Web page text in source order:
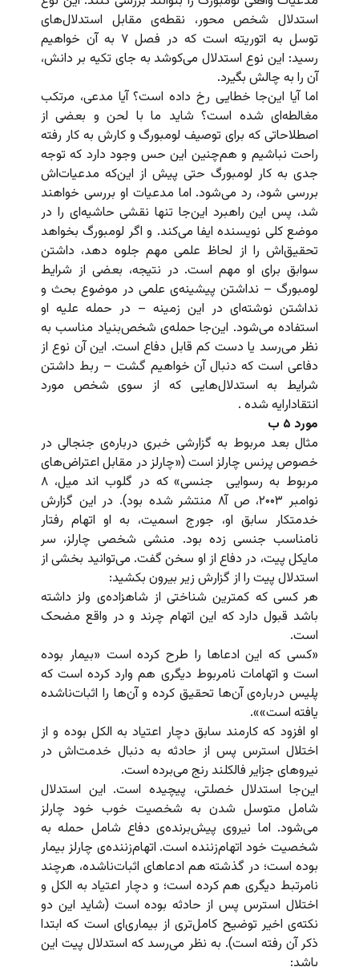
استدلال شخص محور، نقطه‌ی مقابل استدلال‌های
توسل به اتوریته است که در فصل ۷ به آن خواهیم
رسید: این نوع استدلال می‌کوشد به جای تکیه بر دانش،
آن را به چالش بگیرد.
اما آیا این‌جا خطایی رخ داده است؟ آیا مدعی، مرتکب
مغالطه‌ای شده است؟ شاید ما با لحن و بعضی از
اصطلاحاتی که برای توصیف لومبورگ و کارش به کار رفته
راحت نباشیم و هم‌چنین این حس وجود دارد که توجه
جدی به کار لومبورگ حتی پیش از این‌که مدعیات‌اش
بررسی شود، رد می‌شود. اما مدعیات او بررسی خواهند
شد، پس این راهبرد این‌جا تنها نقشی حاشیه‌ای را در
موضع کلی نویسنده ایفا می‌‌کند. و اگر لومبورگ بخواهد
تحقیق‌اش را از لحاظ علمی مهم جلوه دهد، داشتن
سوابق برای او مهم است. در نتیجه، بعضی از شرایط
لومبورگ – نداشتن پیشینه‌ی علمی در موضوع بحث و
نداشتن نوشته‌ای در این زمینه – در حمله علیه او
استفاده می‌شود. این‌جا حمله‌ی شخص‌بنیاد مناسب به
نظر می‌رسد یا دست کم قابل دفاع است. این آن نوع از
دفاعی است که دنبال آن خواهیم گشت – ربط داشتن
شرایط به استدلال‌هایی که از سوی شخص مورد
انتقادارایه شده .
مورد ۵ ب
مثال بعد مربوط به گزارشی خبری درباره‌ی جنجالی در
خصوص پرنس چارلز است («چارلز در مقابل اعتراض‌های
مربوط به رسوایی جنسی» که در گلوب اند میل، ۸
نوامبر ۲۰۰۳، ص آ۸ منتشر شده بود). در این گزارش
خدمتکار سابق او، جورج اسمیت، به او اتهام رفتار
نامناسب جنسی زده بود. منشی شخصی چارلز، سر
مایکل پیت، در دفاع از او سخن گفت. می‌توانید بخشی از
استدلال پیت را از گزارش زیر بیرون بکشید:
هر کسی که کمترین شناختی از شاهزاده‌ی ولز داشته
باشد قبول دارد که این اتهام چرند و در واقع مضحک
است.
«کسی که این ادعاها را طرح کرده است «بیمار بوده
است و اتهامات نامربوط دیگری هم وارد کرده است که
پلیس درباره‌ی آن‌ها تحقیق کرده و آن‌ها را اثبات‌ناشده
یافته است»».
او افزود که کارمند سابق دچار اعتیاد به الکل بوده و از
اختلال استرس پس از حادثه به دنبال خدمت‌اش در
نیروهای جزایر فالکلند رنج می‌برده است.
این‌جا استدلال خصلتی، پیچیده است. این استدلال
شامل متوسل شدن به شخصیت خوب خود چارلز
می‌شود. اما نیروی پیش‌برنده‌ی دفاع شامل حمله‌ به
شخصیت خود اتهام‌زننده است. اتهام‌زننده‌ی چارلز بیمار
بوده است؛ در گذشته هم ادعاهای اثبات‌ناشده، هرچند
نامرتبط دیگری هم کرده است؛ و دچار اعتیاد به الکل و
اختلال استرس پس از حادثه بوده است (شاید این دو
نکته‌ی اخیر توضیح کامل‌تری از بیماری‌‌ای است که ابتدا
ذکر آن رفته است). به نظر می‌رسد که استدلال پیت این